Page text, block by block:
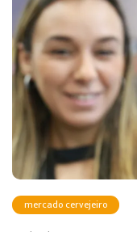
mercado cervejeiro